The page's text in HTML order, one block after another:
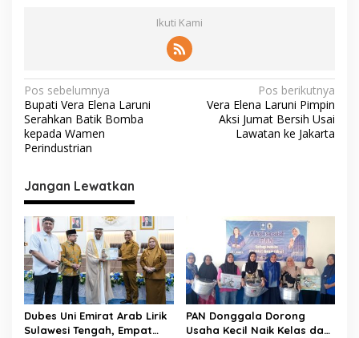
Ikuti Kami
N
a
v
i
g
a
s
i
p
o
s
Pos sebelumnya
Bupati Vera Elena Laruni
Serahkan Batik Bomba
kepada Wamen
Perindustrian
Pos berikutnya
Vera Elena Laruni Pimpin
Aksi Jumat Bersih Usai
Lawatan ke Jakarta
Jangan Lewatkan
Dubes Uni Emirat Arab Lirik
Sulawesi Tengah, Empat
PAN Donggala Dorong
Usaha Kecil Naik Kelas dan